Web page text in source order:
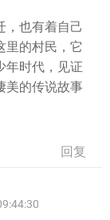
，也有着自己
里的村民，它
年时代，见证
美的传说故事
回复